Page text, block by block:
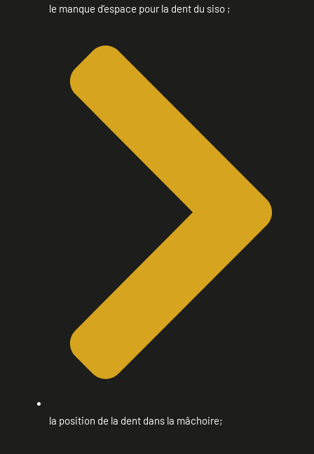
le manque d’espace pour la dent du siso ;
la position de la dent dans la mâchoire;